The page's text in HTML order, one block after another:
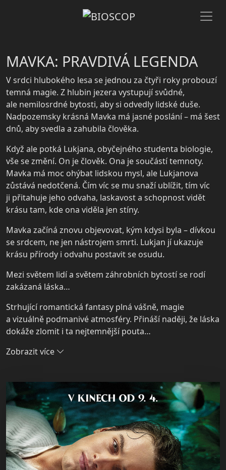
MAVKA: PRAVDIVÁ LEGENDA
V srdci hlubokého lesa se jednou za čtyři roky probouzí
temná magie. Z hlubin jezera vystupují svůdné,
ale nemilosrdné bytosti, aby si odvedly lidské duše.
Nadpozemsky krásná Mavka má jasné poslání – má šest
dnů, aby svedla a zahubila člověka.
Když ale potká Lukjana, obyčejného studenta biologie,
vše se změní. On je člověk. Ona je součástí temnoty.
Mavka má moc ohýbat lidskou mysl, ale Lukjanova
zůstává nedotčená. Čím víc se mu snaží ublížit, tím víc
ji přitahuje jeho odvaha, laskavost a schopnost vidět
krásu tam, kde ona viděla jen stíny.
Mavka začíná znovu objevovat, kým kdysi byla – dívkou
se srdcem, ne jen nástrojem smrti. Lukjan jí ukazuje
krásu přírody i odvahu postavit se osudu.
Mezi světem lidí a světem záhrobních bytostí se rodí
zakázaná láska…
Strhující romantická fantasy plná vášně, magie
a vizuálně podmanivé atmosféry. Přináší naději, že láska
dokáže zlomit i ta nejtemnější pouta…
Zobrazit více